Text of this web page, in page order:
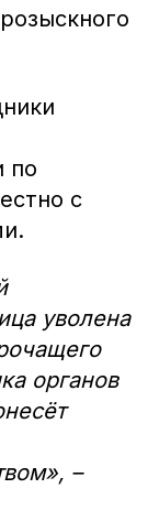
по
с
уволена
органов
–